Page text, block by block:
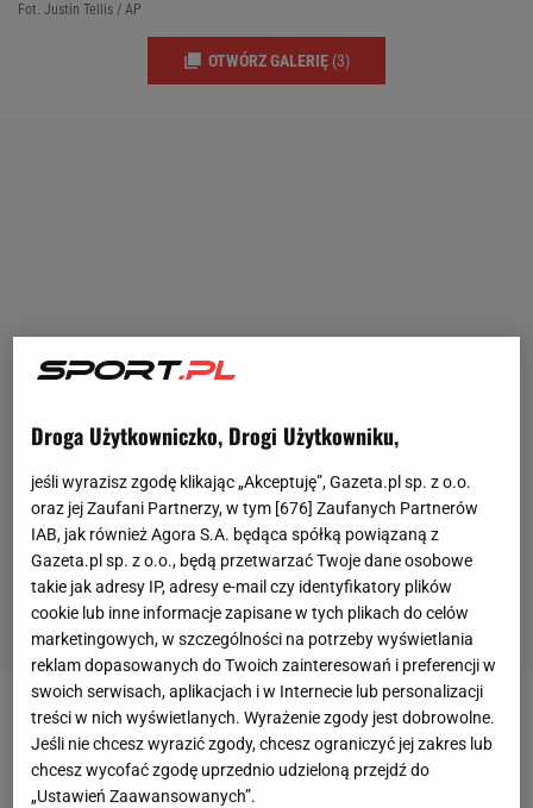
Fot. Justin Tellis / AP
OTWÓRZ GALERIĘ (3)
Tomas Soucek trafił do West Hamu latem tego roku
za ponad 16 milionów euro, a Vladimir Coufal na
początku października, tuż przed końcem okienka
Droga Użytkowniczko, Drogi Użytkowniku,
jeśli wyrazisz zgodę klikając „Akceptuję”, Gazeta.pl sp. z o.o.
oraz jej Zaufani Partnerzy, w tym [676] Zaufanych Partnerów
IAB, jak również Agora S.A. będąca spółką powiązaną z
Gazeta.pl sp. z o.o., będą przetwarzać Twoje dane osobowe
takie jak adresy IP, adresy e-mail czy identyfikatory plików
cookie lub inne informacje zapisane w tych plikach do celów
marketingowych, w szczególności na potrzeby wyświetlania
reklam dopasowanych do Twoich zainteresowań i preferencji w
swoich serwisach, aplikacjach i w Internecie lub personalizacji
treści w nich wyświetlanych. Wyrażenie zgody jest dobrowolne.
Jeśli nie chcesz wyrazić zgody, chcesz ograniczyć jej zakres lub
chcesz wycofać zgodę uprzednio udzieloną przejdź do
„Ustawień Zaawansowanych”.